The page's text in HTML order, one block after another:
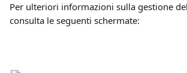
Per ulteriori informazioni sulla gestione
consulta le seguenti schermate: